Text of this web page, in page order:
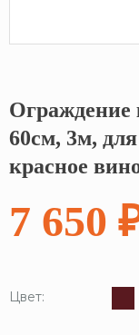
Кликните, чтобы
Ограждение
60см, 3м,
красное
7 650
Цвет: